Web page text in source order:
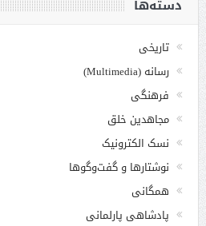
دسته‌ها
تاریخی
رسانه (Multimedia)
فرهنگی
مجاهدین خلق
نسک الکترونیک
نوشتارها و گفت‌وگوها
همگانی
پادشاهی پارلمانی